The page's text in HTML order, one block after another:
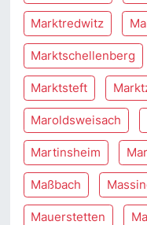
Marktredwitz
Marktschellenberg
Marktsteft
Maroldsweisach
Martinsheim
Maßbach
Mauerstetten